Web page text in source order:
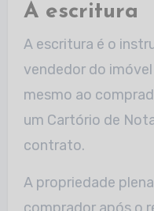
A escritura
A escritura é o
vendedor do
mesmo ao
um Cartório de
contrato.
A propriedade